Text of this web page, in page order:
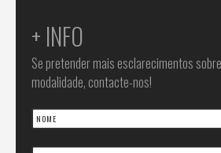
+ INFO
Se pretender mais esclarecimentos
modalidade, contacte-nos!